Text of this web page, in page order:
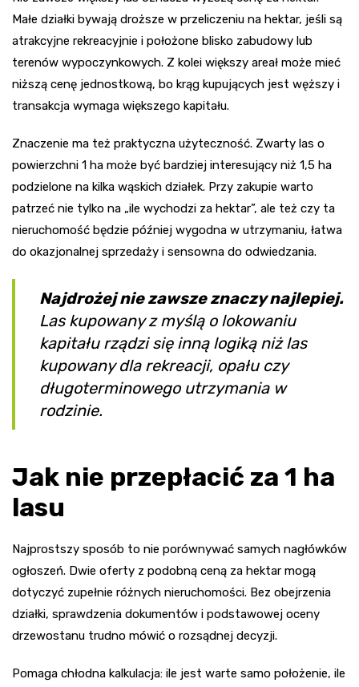
Małe działki bywają droższe w przeliczeniu na hektar, jeśli są
atrakcyjne rekreacyjnie i położone blisko zabudowy lub
terenów wypoczynkowych. Z kolei większy areał może mieć
niższą cenę jednostkową, bo krąg kupujących jest węższy i
transakcja wymaga większego kapitału.
Znaczenie ma też praktyczna użyteczność. Zwarty las o
powierzchni 1 ha może być bardziej interesujący niż 1,5 ha
podzielone na kilka wąskich działek. Przy zakupie warto
patrzeć nie tylko na „ile wychodzi za hektar”, ale też czy ta
nieruchomość będzie później wygodna w utrzymaniu, łatwa
do okazjonalnej sprzedaży i sensowna do odwiedzania.
Najdrożej nie zawsze znaczy najlepiej.
Las kupowany z myślą o lokowaniu
kapitału rządzi się inną logiką niż las
kupowany dla rekreacji, opału czy
długoterminowego utrzymania w
rodzinie.
Jak nie przepłacić za 1 ha
lasu
Najprostszy sposób to nie porównywać samych nagłówków
ogłoszeń. Dwie oferty z podobną ceną za hektar mogą
dotyczyć zupełnie różnych nieruchomości. Bez obejrzenia
działki, sprawdzenia dokumentów i podstawowej oceny
drzewostanu trudno mówić o rozsądnej decyzji.
Pomaga chłodna kalkulacja: ile jest warte samo położenie, ile